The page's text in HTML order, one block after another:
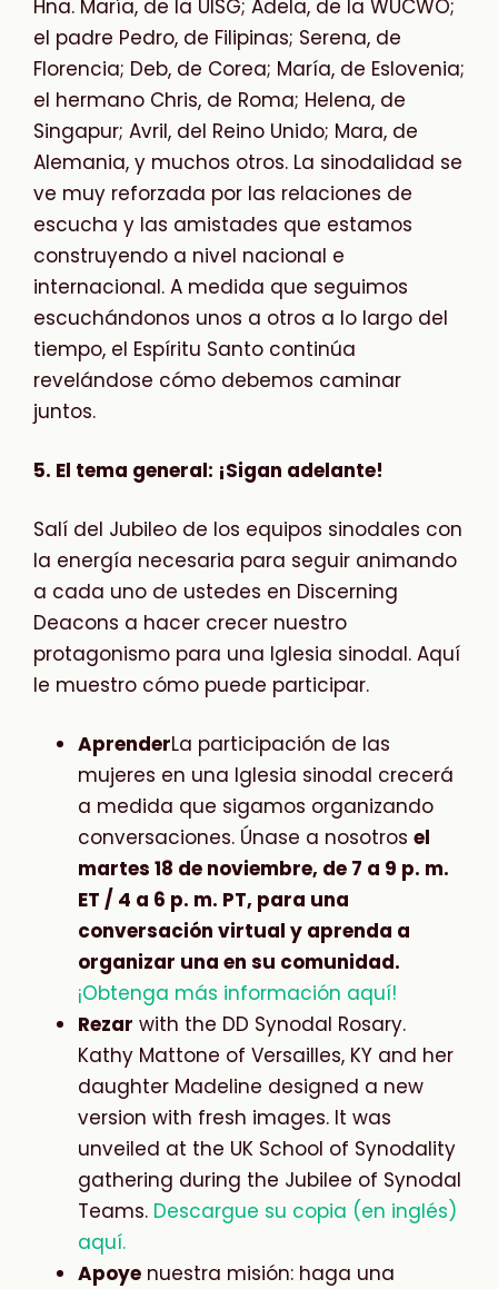
Hna. María, de la UISG; Adela, de la WUCWO;
el padre Pedro, de Filipinas; Serena, de
Florencia; Deb, de Corea; María, de Eslovenia;
el hermano Chris, de Roma; Helena, de
Singapur; Avril, del Reino Unido; Mara, de
Alemania, y muchos otros. La sinodalidad se
ve muy reforzada por las relaciones de
escucha y las amistades que estamos
construyendo a nivel nacional e
internacional. A medida que seguimos
escuchándonos unos a otros a lo largo del
tiempo, el Espíritu Santo continúa
revelándose cómo debemos caminar
juntos.
5. El tema general: ¡Sigan adelante!
Salí del Jubileo de los equipos sinodales con
la energía necesaria para seguir animando
a cada uno de ustedes en Discerning
Deacons a hacer crecer nuestro
protagonismo para una Iglesia sinodal. Aquí
le muestro cómo puede participar.
AprenderLa participación de las
mujeres en una Iglesia sinodal crecerá
a medida que sigamos organizando
conversaciones. Únase a nosotros el
martes 18 de noviembre, de 7 a 9 p. m.
ET / 4 a 6 p. m. PT, para una
conversación virtual y aprenda a
organizar una en su comunidad.
¡Obtenga más información aquí!
Rezar with the DD Synodal Rosary.
Kathy Mattone of Versailles, KY and her
daughter Madeline designed a new
version with fresh images. It was
unveiled at the UK School of Synodality
gathering during the Jubilee of Synodal
Teams. Descargue su copia (en inglés)
aquí.
Apoye nuestra misión: haga una